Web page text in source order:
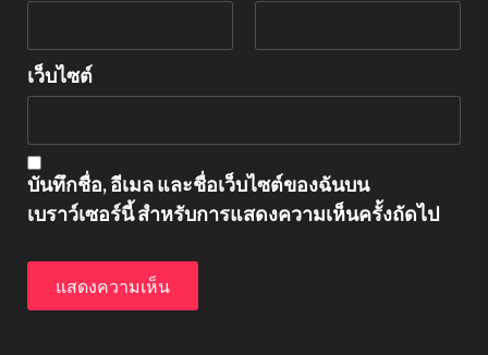
เว็บไซต์
บันทึกชื่อ, อีเมล และชื่อเว็บไซต์ของฉันบน
เบราว์เซอร์นี้ สำหรับการแสดงความเห็นครั้งถัดไป